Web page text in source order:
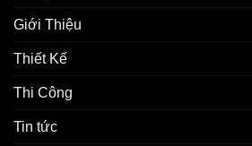
Giới Thiệu
Thiết Kế
Thi Công
Tin tức